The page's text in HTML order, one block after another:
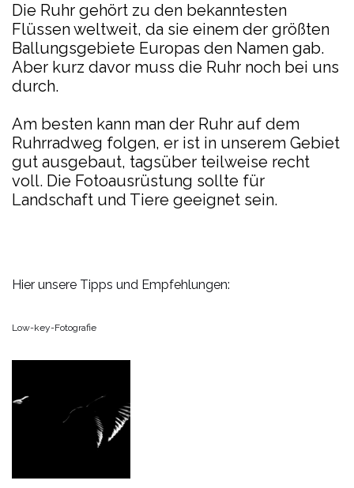
Die Ruhr gehört zu den bekanntesten
Flüssen weltweit, da sie einem der größten
Ballungsgebiete Europas den Namen gab.
Aber kurz davor muss die Ruhr noch bei uns
durch.
Am besten kann man der Ruhr auf dem
Ruhrradweg folgen, er ist in unserem Gebiet
gut ausgebaut, tagsüber teilweise recht
voll. Die Fotoausrüstung sollte für
Landschaft und Tiere geeignet sein.
Hier unsere Tipps und Empfehlungen:
Low-key-Fotografie